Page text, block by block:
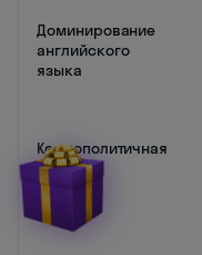
Доминирование
английского
языка
Космополитичная
культура